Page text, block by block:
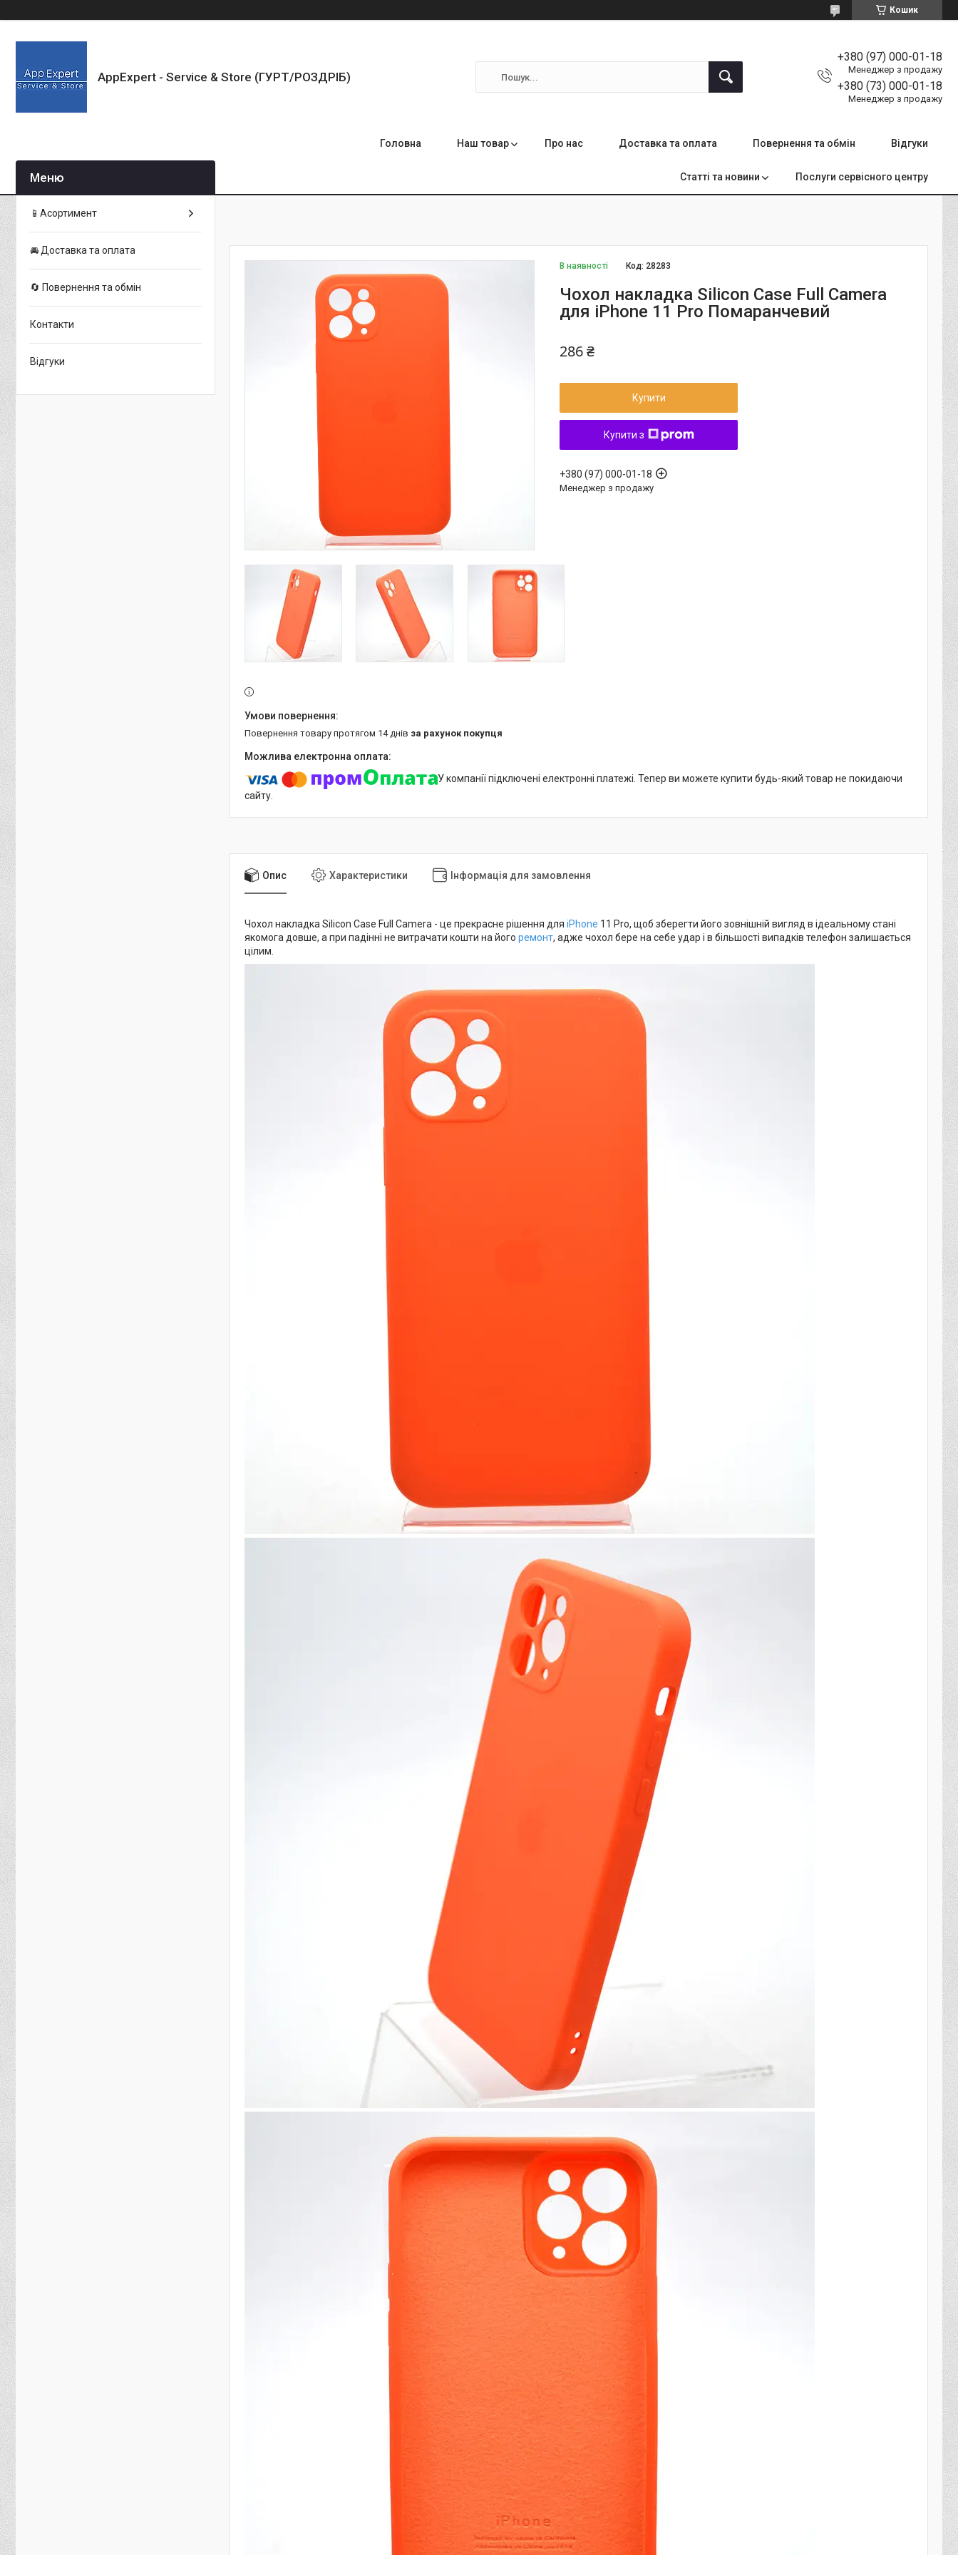
Кошик
AppExpert - Service & Store (ГУРТ/РОЗДРІБ)
+380 (97) 000-01-18
Менеджер з продажу
+380 (73) 000-01-18
Менеджер з продажу
Головна Наш товар Про нас Доставка та оплата Повернення та обмін Відгуки
Статті та новини Послуги сервісного центру
В наявності Код: 28283
Чохол накладка Silicon Case Full Camera
для iPhone 11 Pro Помаранчевий
286 ₴
Купити
Купити з
+380 (97) 000-01-18
Менеджер з продажу
повернення товару протягом 14 днів за рахунок покупця
У компанії підключені електронні платежі. Тепер ви можете купити будь-який товар не покидаючи
сайту.
Опис Характеристики Інформація для замовлення
Чохол накладка Silicon Case Full Camera - це прекрасне рішення для iPhone 11 Pro, щоб зберегти його зовнішній вигляд в ідеальному стані
якомога довше, а при падінні не витрачати кошти на його ремонт, адже чохол бере на себе удар і в більшості випадків телефон залишається
цілим.
📱Асортимент
🚘 Доставка та оплата
🔄 Повернення та обмін
Контакти
Відгуки